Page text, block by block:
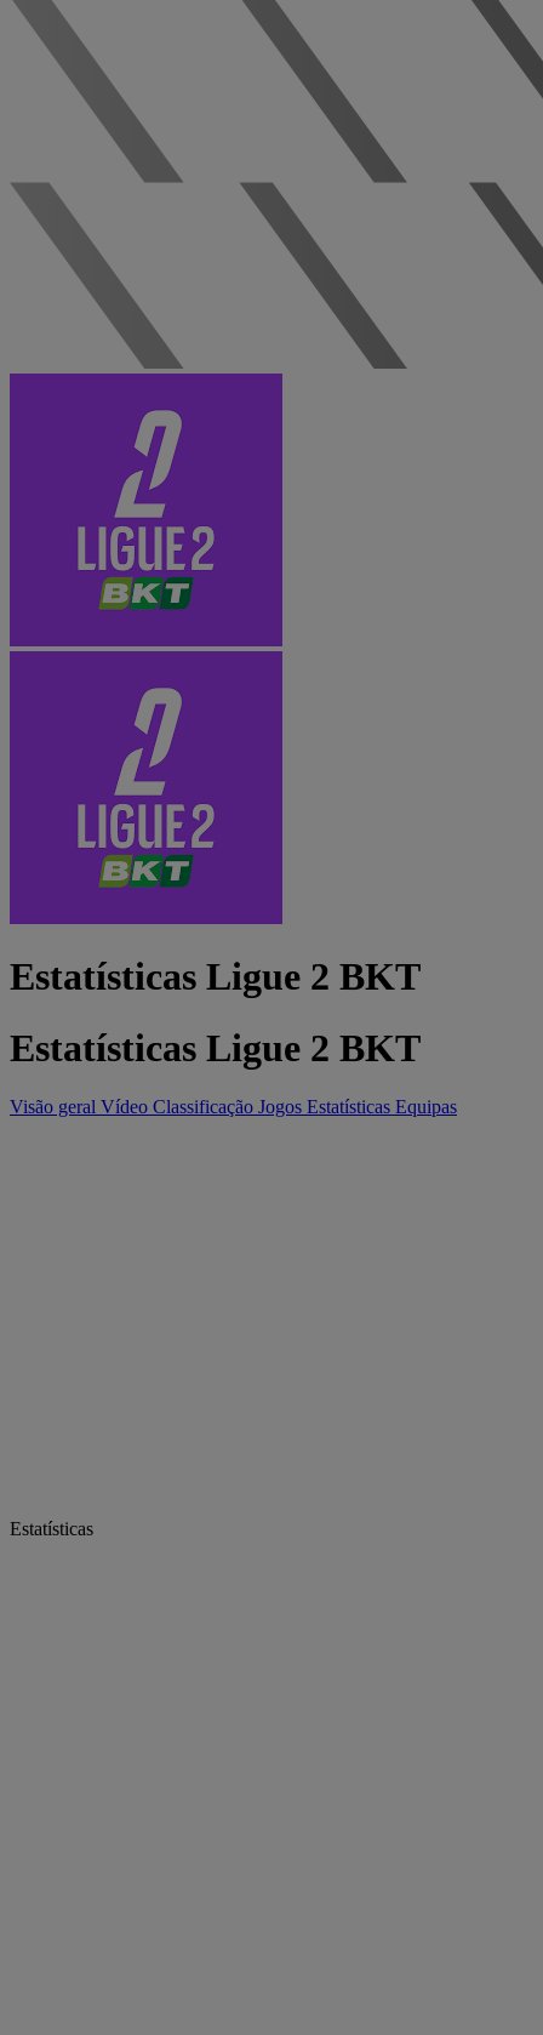
Estatísticas Ligue 2 BKT
Estatísticas Ligue 2 BKT
Visão geral Vídeo Classificação Jogos Estatísticas Equipas
Estatísticas